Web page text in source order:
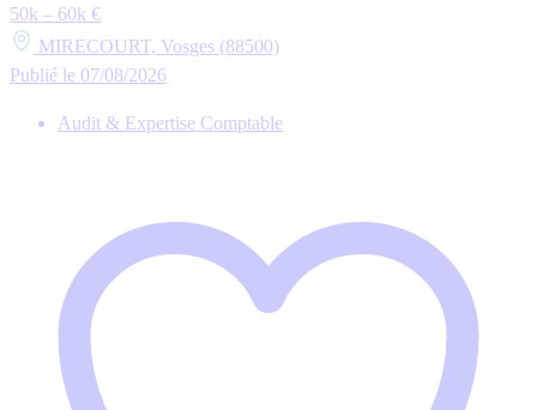
50k – 60k €
MIRECOURT, Vosges (88500)
Publié le 07/08/2026
Audit & Expertise Comptable